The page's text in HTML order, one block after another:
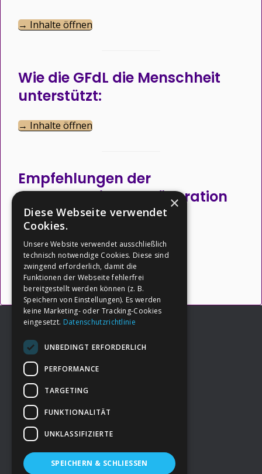
→ Inhalte öffnen
Wie die GFdL die Menschheit
unterstützt:
→ Inhalte öffnen
Empfehlungen der
Intergalaktischen Föderation
für Dein Leben:
(Quelle: https://botschafter-ik.de)
→ Inhalte öffnen
Footer
→Deine Spende
→Impressum
→Kontakt zum PAO Team
×
Diese Webseite verwendet
Cookies.
Unsere Website verwendet ausschließlich
technisch notwendige Cookies. Diese sind
zwingend erforderlich, damit die
Funktionen der Webseite fehlerfrei
bereitgestellt werden können (z. B.
Speichern von Einstellungen). Es werden
keine Marketing- oder Tracking-Cookies
eingesetzt. Datenschutzrichtlinie
UNBEDINGT ERFORDERLICH
PERFORMANCE
TARGETING
FUNKTIONALITÄT
UNKLASSIFIZIERTE
SPEICHERN & SCHLIESSEN